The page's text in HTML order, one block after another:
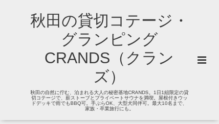
秋田の貸切コテージ・
グランピング
CRANDS（クラン
ズ）
秋田の自然に佇む、泊まれる大人の秘密基地CRANDS。1日1組限定の貸
切コテージで、薪ストーブとプライベートサウナを満喫。屋根付きウッ
ドデッキで雨でもBBQ可。手ぶらOK、大型犬同伴可。最大10名まで、
家族・卒業旅行にも。